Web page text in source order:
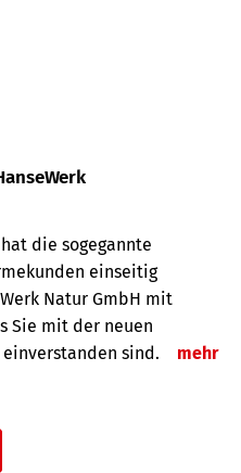
die sogegannte
einseitig
Natur GmbH mit
Sie mit der neuen
sind.
mehr